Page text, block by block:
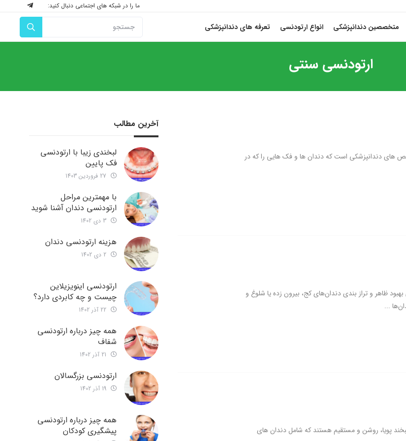
ما را در شبکه های اجتماعی دنبال کنید:
متخصصین دندانپزشکی انواع ارتودنسی تعرفه های دندانپزشکی
ارتودنسی سنتی
های دندانپزشکی است که دندان ها و فک‌ هایی را که در
ظاهر و تراز بندی دندان‌های کج، بیرون زده یا شلوغ و
...
پویا، روشن و مستقیم هستند که شامل دندان های
آخرین مطالب
لبخندی زیبا با ارتودنسی
فک پایین
با مهمترین مراحل
ارتودنسی دندان آشنا شوید
هزینه ارتودنسی دندان
ارتودنسی اینویزیلاین
چیست و چه کابردی دارد؟
همه چیز درباره ارتودنسی
شفاف
ارتودنسی بزرگسالان
همه چیز درباره ارتودنسی
پیشگیری کودکان